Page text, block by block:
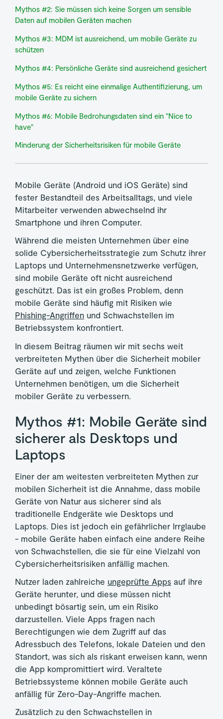
Mythos #2: Sie müssen sich keine Sorgen um sensible
Daten auf mobilen Geräten machen
Mythos #3: MDM ist ausreichend, um mobile Geräte zu
schützen
Mythos #4: Persönliche Geräte sind ausreichend gesichert
Mythos #5: Es reicht eine einmalige Authentifizierung, um
mobile Geräte zu sichern
Mythos #6: Mobile Bedrohungsdaten sind ein "Nice to
have"
Minderung der Sicherheitsrisiken für mobile Geräte
Mobile Geräte (Android und iOS Geräte) sind
fester Bestandteil des Arbeitsalltags, und viele
Mitarbeiter verwenden abwechselnd ihr
Smartphone und ihren Computer.
Während die meisten Unternehmen über eine
solide Cybersicherheitsstrategie zum Schutz ihrer
Laptops und Unternehmensnetzwerke verfügen,
sind mobile Geräte oft nicht ausreichend
geschützt. Das ist ein großes Problem, denn
mobile Geräte sind häufig mit Risiken wie
Phishing-Angriffenund Schwachstellen im
Betriebssystem konfrontiert.
In diesem Beitrag räumen wir mit sechs weit
verbreiteten Mythen über die Sicherheit mobiler
Geräte auf und zeigen, welche Funktionen
Unternehmen benötigen, um die Sicherheit
mobiler Geräte zu verbessern.
Mythos #1: Mobile Geräte sind
sicherer als Desktops und
Laptops
Einer der am weitesten verbreiteten Mythen zur
mobilen Sicherheit ist die Annahme, dass mobile
Geräte von Natur aus sicherer sind als
traditionelle Endgeräte wie Desktops und
Laptops. Dies ist jedoch ein gefährlicher Irrglaube
- mobile Geräte haben einfach eine andere Reihe
von Schwachstellen, die sie für eine Vielzahl von
Cybersicherheitsrisiken anfällig machen.
Nutzer laden zahlreiche ungeprüfte Apps auf ihre
Geräte herunter, und diese müssen nicht
unbedingt bösartig sein, um ein Risiko
darzustellen. Viele Apps fragen nach
Berechtigungen wie dem Zugriff auf das
Adressbuch des Telefons, lokale Dateien und den
Standort, was sich als riskant erweisen kann, wenn
die App kompromittiert wird. Veraltete
Betriebssysteme können mobile Geräte auch
anfällig für Zero-Day-Angriffe machen.
Zusätzlich zu den Schwachstellen in